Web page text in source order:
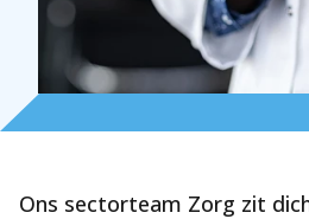
Topics
Internationaal
Ons sectorteam Zorg zit